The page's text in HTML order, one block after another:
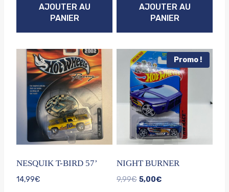
était :
9,99€.
est :
5,00€.
AJOUTER AU
PANIER
était :
9,90€.
est :
5,00€.
AJOUTER AU
PANIER
NESQUIK T-BIRD 57’
14,99€
Promo !
NIGHT BURNER
9,99€ Le
5,00€Le